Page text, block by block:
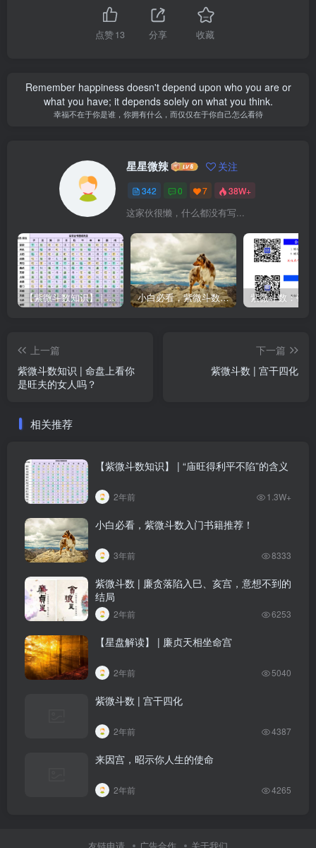
点赞13 分享 收藏
Remember happiness doesn't depend upon who you are or
what you have; it depends solely on what you think.
幸福不在于你是谁，你拥有什么，而仅仅在于你自己怎么看待
星星微辣 关注
342 0 7 38W+
这家伙很懒，什么都没有写...
【紫微斗数知识】 | “庙旺得利平不陷”的含义 小白必看，紫微斗数入门书籍推荐！
上一篇
紫微斗数知识 | 命盘上看你
是旺夫的女人吗？
下一篇
紫微斗数 | 宫干四化
相关推荐
【紫微斗数知识】 | “庙旺得利平不陷”的含义
2年前 1.3W+
小白必看，紫微斗数入门书籍推荐！
3年前 8333
紫微斗数 | 廉贪落陷入巳、亥宫，意想不到的
结局
2年前 6253
【星盘解读】 | 廉贞天相坐命宫
2年前 5040
紫微斗数 | 宫干四化
2年前 4387
来因宫，昭示你人生的使命
2年前 4265